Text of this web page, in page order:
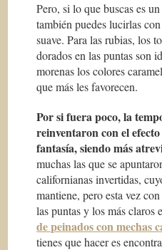
Pero, si lo que buscas es
también puedes lucirlas
suave. Para las rubias, los
dorados en las puntas son
morenas los colores
que más les favorecen.
Por si fuera poco, la
reinventaron con el
fantasía, siendo más
muchas las que se
californianas invertidas,
mantiene, pero esta vez
las puntas y los más claros
de peinados con mechas
tienes que hacer es